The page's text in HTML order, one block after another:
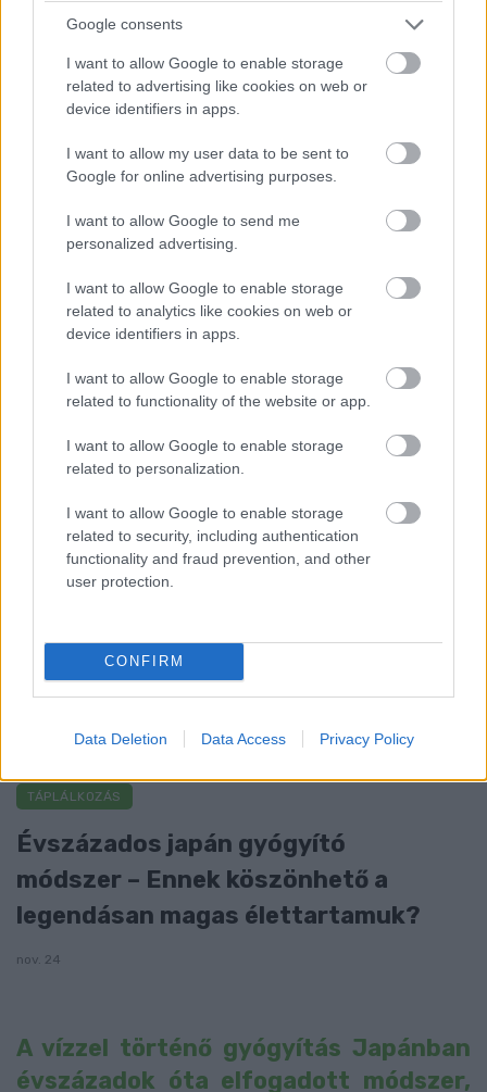
Google consents
I want to allow Google to enable storage
related to advertising like cookies on web or
device identifiers in apps.
I want to allow my user data to be sent to
Google for online advertising purposes.
I want to allow Google to send me
personalized advertising.
I want to allow Google to enable storage
related to analytics like cookies on web or
device identifiers in apps.
I want to allow Google to enable storage
related to functionality of the website or app.
I want to allow Google to enable storage
related to personalization.
I want to allow Google to enable storage
related to security, including authentication
functionality and fraud prevention, and other
user protection.
CONFIRM
Data Deletion Data Access Privacy Policy
Ma ezt olvasták a legtöbben:
Így kell fogyni változó korban!
Mit szabad enni este 6 után?
5 diétásnak hitt étel, ami valójában csak kilókat
pakol Rád!
Így lehet kockahasad úszógumi helyett
Egy nullkalóriás zöldség, ami nagyon jól
variálható és igazán egészséges
TÁPLÁLKOZÁS
Évszázados japán gyógyító
módszer – Ennek köszönhető a
legendásan magas élettartamuk?
nov. 24
A vízzel történő gyógyítás Japánban
évszázadok óta elfogadott módszer,